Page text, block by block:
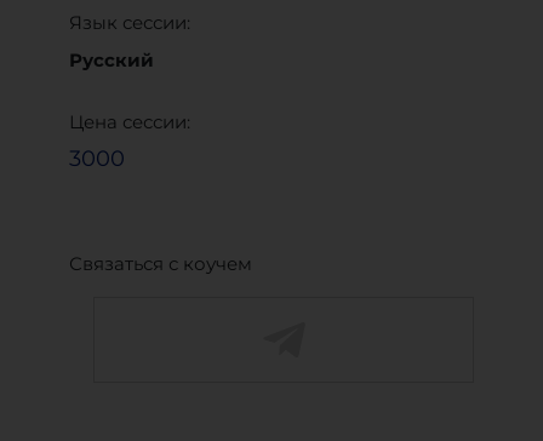
Язык сессии:
Русский
Цена сессии:
3000
Связаться с коучем